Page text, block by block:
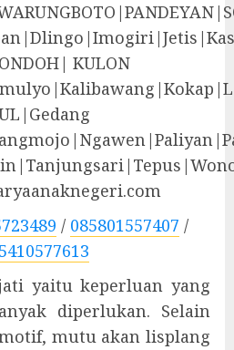
KULON
/ 085801557407 /
yaitu keperluan yang
diperlukan. Selain
mutu akan lisplang